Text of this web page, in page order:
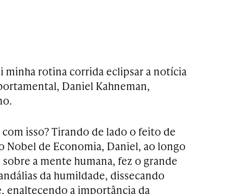
minha rotina corrida eclipsar a notícia
Daniel Kahneman,
isso? Tirando de lado o feito de
de Economia, Daniel, ao longo
a mente humana, fez o grande
da humildade, dissecando
enaltecendo a importância da